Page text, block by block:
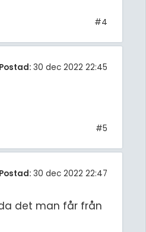
#4
Postad: 30 dec 2022 22:45
#5
Postad: 30 dec 2022 22:47
det man får från